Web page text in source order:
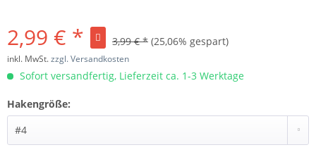
2,99 € * 3,99 € * (25,06% gespart)
inkl. MwSt.zzgl. Versandkosten
Sofort versandfertig, Lieferzeit ca. 1-3 Werktage
Hakengröße: